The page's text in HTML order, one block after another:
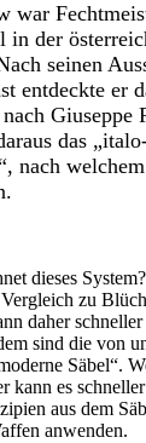
war
in der
seinen
entdeckte er
Giuseppe
das
nach
dieses
zu
daher
sind die von
Säbel“.
kann es
aus dem
anwenden.